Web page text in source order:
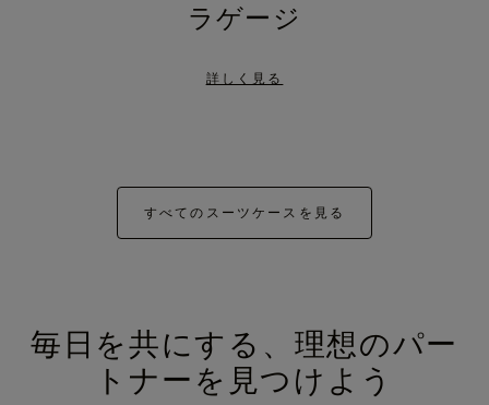
ラゲージ
詳しく見る
すべてのスーツケースを見る
毎日を共にする、理想のパー
トナーを見つけよう